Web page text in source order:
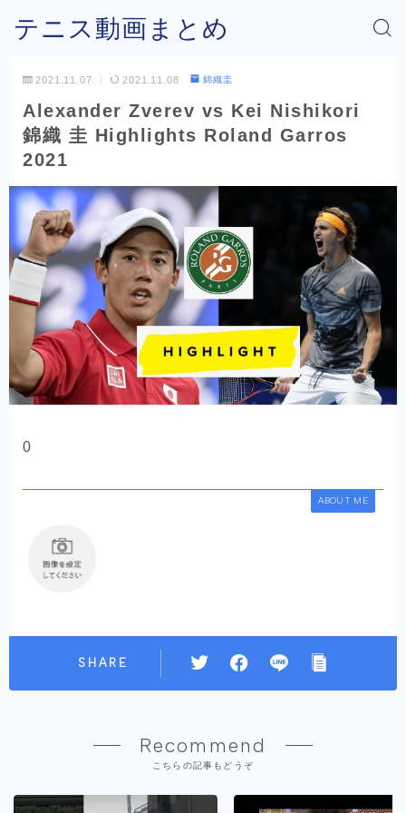
テニス動画まとめ
2021.11.07 2021.11.08 錦織圭
Alexander Zverev vs Kei Nishikori
錦織 圭 Highlights Roland Garros
2021
0
ABOUT ME
SHARE
Recommend
こちらの記事もどうぞ